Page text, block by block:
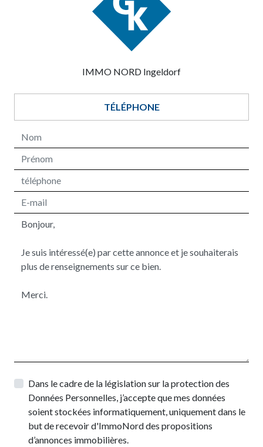
IMMO NORD Ingeldorf
TÉLÉPHONE
Dans le cadre de la législation sur la protection des
Données Personnelles, j’accepte que mes données
soient stockées informatiquement, uniquement dans le
but de recevoir d'ImmoNord des propositions
d’annonces immobilières.